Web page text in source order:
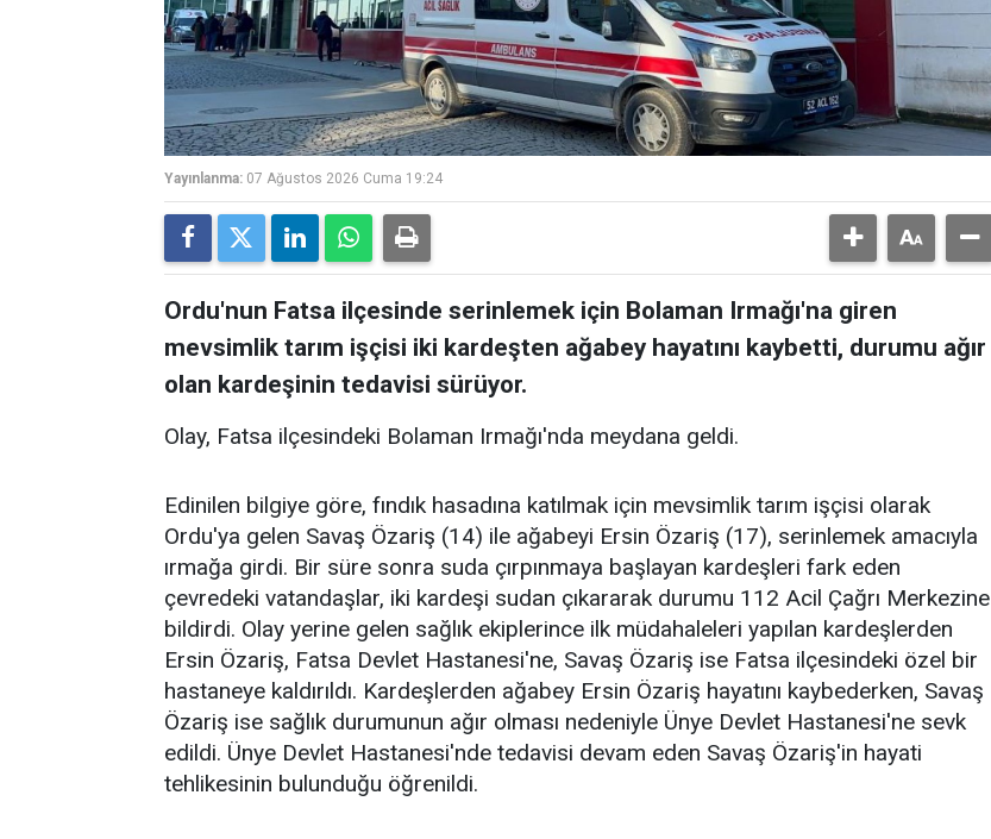
Yayınlanma: 07 Ağustos 2026 Cuma 19:24
Ordu'nun Fatsa ilçesinde serinlemek için Bolaman Irmağı'na giren
mevsimlik tarım işçisi iki kardeşten ağabey hayatını kaybetti, durumu ağır
olan kardeşinin tedavisi sürüyor.
Olay, Fatsa ilçesindeki Bolaman Irmağı'nda meydana geldi.
Edinilen bilgiye göre, fındık hasadına katılmak için mevsimlik tarım işçisi olarak
Ordu'ya gelen Savaş Özariş (14) ile ağabeyi Ersin Özariş (17), serinlemek amacıyla
ırmağa girdi. Bir süre sonra suda çırpınmaya başlayan kardeşleri fark eden
çevredeki vatandaşlar, iki kardeşi sudan çıkararak durumu 112 Acil Çağrı Merkezine
bildirdi. Olay yerine gelen sağlık ekiplerince ilk müdahaleleri yapılan kardeşlerden
Ersin Özariş, Fatsa Devlet Hastanesi'ne, Savaş Özariş ise Fatsa ilçesindeki özel bir
hastaneye kaldırıldı. Kardeşlerden ağabey Ersin Özariş hayatını kaybederken, Savaş
Özariş ise sağlık durumunun ağır olması nedeniyle Ünye Devlet Hastanesi'ne sevk
edildi. Ünye Devlet Hastanesi'nde tedavisi devam eden Savaş Özariş'in hayati
tehlikesinin bulunduğu öğrenildi.